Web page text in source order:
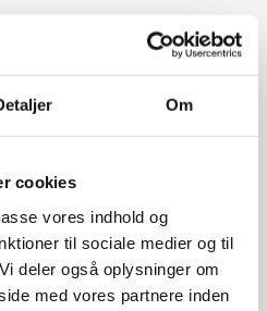
Om
cookies
vores indhold og
til sociale medier og til
deler også oplysninger om
med vores partnere inden
Specifikationer
brug. Dette plastgreb
eksisterende håndtag og er
en bredde på 80 cm.